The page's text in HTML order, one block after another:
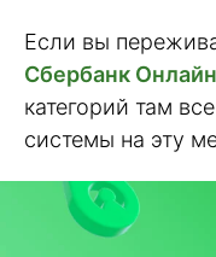
Если вы
Сбербанк
категорий там
системы на эту